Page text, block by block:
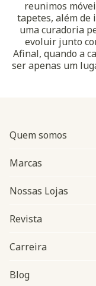
reunimos
tapetes, além de
uma curadoria
evoluir junto
Afinal, quando a
ser apenas um
Navegação do rodapé
Quem somos
Marcas
Nossas Lojas
Revista
Carreira
Blog